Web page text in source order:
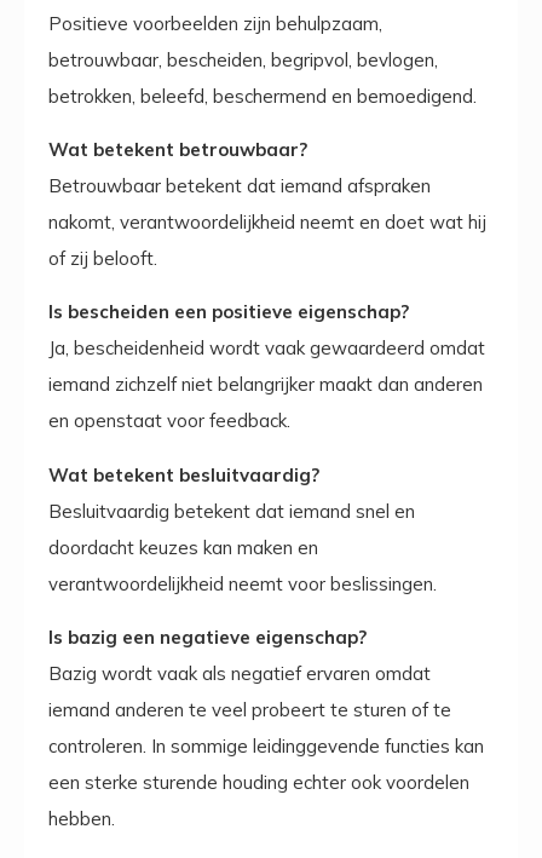
Positieve voorbeelden zijn behulpzaam,
betrouwbaar, bescheiden, begripvol, bevlogen,
betrokken, beleefd, beschermend en bemoedigend.
Wat betekent betrouwbaar?
Betrouwbaar betekent dat iemand afspraken
nakomt, verantwoordelijkheid neemt en doet wat hij
of zij belooft.
Is bescheiden een positieve eigenschap?
Ja, bescheidenheid wordt vaak gewaardeerd omdat
iemand zichzelf niet belangrijker maakt dan anderen
en openstaat voor feedback.
Wat betekent besluitvaardig?
Besluitvaardig betekent dat iemand snel en
doordacht keuzes kan maken en
verantwoordelijkheid neemt voor beslissingen.
Is bazig een negatieve eigenschap?
Bazig wordt vaak als negatief ervaren omdat
iemand anderen te veel probeert te sturen of te
controleren. In sommige leidinggevende functies kan
een sterke sturende houding echter ook voordelen
hebben.